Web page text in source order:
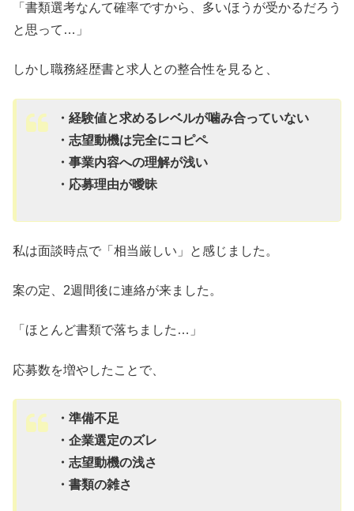
「書類選考なんて確率ですから、多いほうが受かるだろう
と思って…」
しかし職務経歴書と求人との整合性を見ると、
・経験値と求めるレベルが噛み合っていない
・志望動機は完全にコピペ
・事業内容への理解が浅い
・応募理由が曖昧
私は面談時点で「相当厳しい」と感じました。
案の定、2週間後に連絡が来ました。
「ほとんど書類で落ちました…」
応募数を増やしたことで、
・準備不足
・企業選定のズレ
・志望動機の浅さ
・書類の雑さ